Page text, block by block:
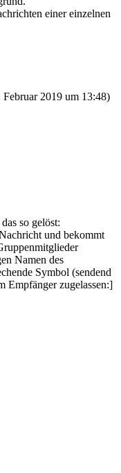
einer einzelnen
Februar 2019 um 13:48)
so gelöst:
und bekommt
Namen des
Symbol (sendend
Empfänger zugelassen:]